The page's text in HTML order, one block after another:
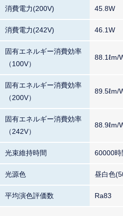
消費電力(200V) 45.8W
消費電力(242V) 46.1W
固有エネルギー消費効率
（100V）
88.1ℓm/
固有エネルギー消費効率
（200V）
89.5ℓm/
固有エネルギー消費効率
（242V）
88.9ℓm/
光束維持時間 60000時
光源色 昼白色
平均演色評価数 Ra83